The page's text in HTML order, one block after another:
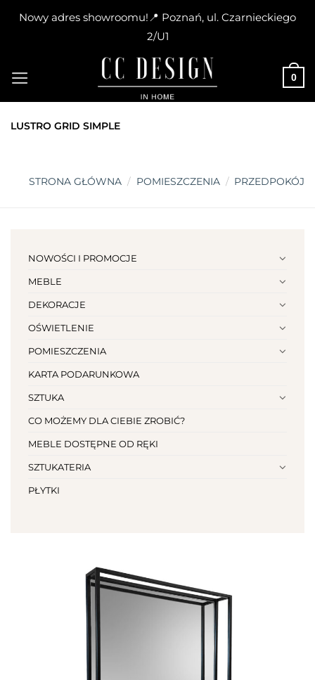
Nowy adres showroomu!📍 Poznań, ul. Czarnieckiego
2/U1
content
0
LUSTRO GRID SIMPLE
STRONA GŁÓWNA / POMIESZCZENIA / PRZEDPOKÓJ
NOWOŚCI I PROMOCJE
MEBLE
DEKORACJE
OŚWIETLENIE
POMIESZCZENIA
KARTA PODARUNKOWA
SZTUKA
CO MOŻEMY DLA CIEBIE ZROBIĆ?
MEBLE DOSTĘPNE OD RĘKI
SZTUKATERIA
PŁYTKI